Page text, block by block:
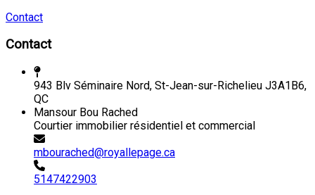
Contact
Contact
943 Blv Séminaire Nord, St-Jean-sur-Richelieu J3A1B6,
QC
Mansour Bou Rached
Courtier immobilier résidentiel et commercial
mbourached@royallepage.ca
5147422903